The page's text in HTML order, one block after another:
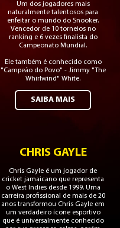
Um dos jogadores mais
naturalmente talentosos para
enfeitar o mundo do Snooker.
Vencedor de 10 torneios no
ranking e 6 vezes finalista do
Campeonato Mundial.
Ele também é conhecido como
"Campeão do Povo" - Jimmy "The
Whirlwind" White.
SAIBA MAIS
CHRIS GAYLE
Chris Gayle é um jogador de
cricket jamaicano que representa
o West Indies desde 1999. Uma
carreira profissional de mais de 20
anos transformou Chris Gayle em
um verdadeiro ícone esportivo
que é universalmente conhecido